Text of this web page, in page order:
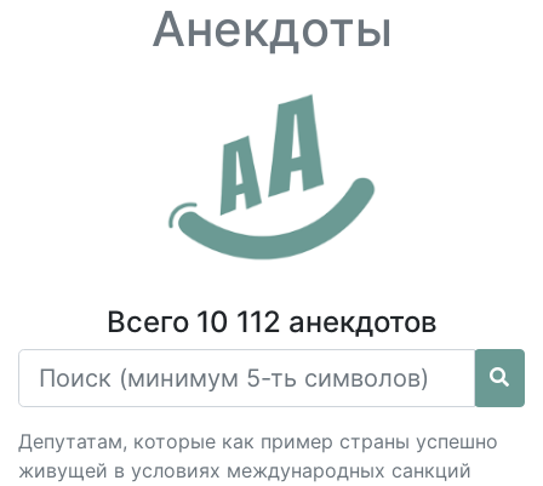
Анекдоты
Всего 10 112 анекдотов
Депутатам, которые как пример страны успешно
живущей в условиях международных санкций